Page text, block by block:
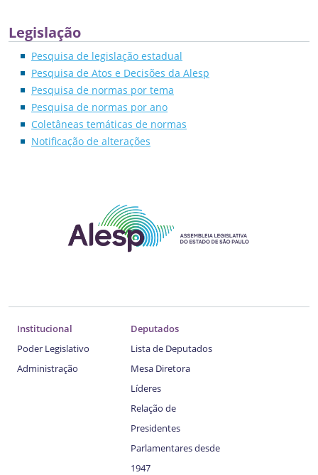
Legislação
Pesquisa de legislação estadual
Pesquisa de Atos e Decisões da Alesp
Pesquisa de normas por tema
Pesquisa de normas por ano
Coletâneas temáticas de normas
Notificação de alterações
Institucional
Poder Legislativo
Administração
Deputados
Lista de Deputados
Mesa Diretora
Líderes
Relação de
Presidentes
Parlamentares desde
1947